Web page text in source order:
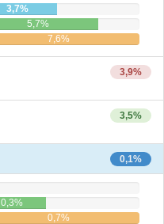
3,7%
5,7%
7,6%
3,9%
3,5%
0,1%
0,3%
0,7%